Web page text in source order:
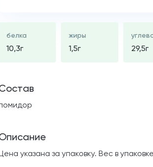
белка
10,3г
жиры
1,5г 29,5г
указана за упаковку. Вес в